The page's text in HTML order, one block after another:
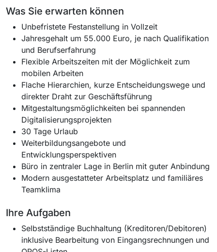
Was Sie erwarten können
Unbefristete Festanstellung in Vollzeit
Jahresgehalt um 55.000 Euro, je nach Qualifikation
und Berufserfahrung
Flexible Arbeitszeiten mit der Möglichkeit zum
mobilen Arbeiten
Flache Hierarchien, kurze Entscheidungswege und
direkter Draht zur Geschäftsführung
Mitgestaltungsmöglichkeiten bei spannenden
Digitalisierungsprojekten
30 Tage Urlaub
Weiterbildungsangebote und
Entwicklungsperspektiven
Büro in zentraler Lage in Berlin mit guter Anbindung
Modern ausgestatteter Arbeitsplatz und familiäres
Teamklima
Ihre Aufgaben
Selbstständige Buchhaltung (Kreditoren/Debitoren)
inklusive Bearbeitung von Eingangsrechnungen und